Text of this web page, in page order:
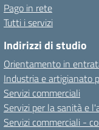
Pago in rete
Tutti i servizi
Indirizzi di studio
Orientamento in
Industria e artigianato
Servizi commerciali
Servizi per la sanità e
Servizi commerciali -